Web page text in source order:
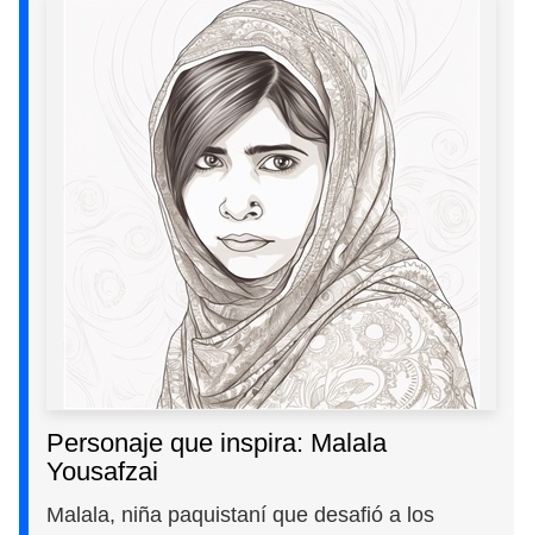
Personaje que inspira: Malala
Yousafzai
Malala, niña paquistaní que desafió a los